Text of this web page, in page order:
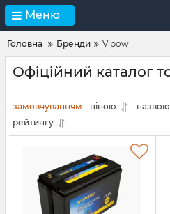
Меню
Головна Бренди Vipow
Офіційний каталог
замовчуванням ціною
назвою
рейтингу